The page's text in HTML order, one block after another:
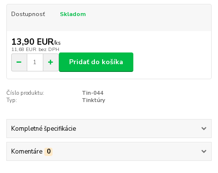
Dostupnosť Skladom
13,90 EUR/ks
11,68 EUR bez DPH
Pridať do košíka
Číslo produktu:
Tin-044
Typ:
Tinktúry
Kompletné špecifikácie
Komentáre 0